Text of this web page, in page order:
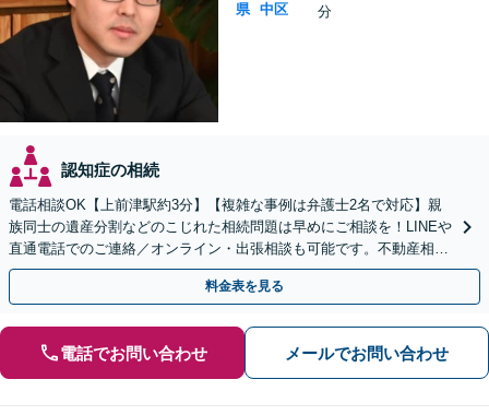
県 中区
分
認知症の相続
電話相談OK【上前津駅約3分】【複雑な事例は弁護士2名で対応】親
族同士の遺産分割などのこじれた相続問題は早めにご相談を！LINEや
直通電話でのご連絡／オンライン・出張相談も可能です。不動産相続
／相続放棄／寄与分／遺言書作成【初回相談無料】
料金表を見る
電話でお問い合わせ メールでお問い合わせ